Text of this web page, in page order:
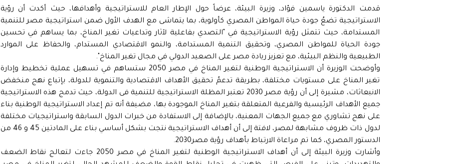
قدمت الدكتورة ياسمين فؤاد، وزيرة البيئة، عرضاً حول الإطار العام للاستراتيجية وأهدافها، حيث أكدت أن رؤية
الاستراتيجية تضعُ جودة حياة المواطن المصري كأولوية، بما يتماشى مع الهدف الأول ضمن استراتيجية مصر للتنمية
المستدامة، حيث تتمثل رؤية الاستراتيجية في "التصدي بفاعلية لآثار وتداعيات تغير المناخ، بما يساهم في تحسين
جودة الحياة للمواطن المصري، وتحقيق التنمية المستدامة، والنمو الاقتصادي المستدام، والحفاظ على الموارد
الطبيعية والنظم البيئية، مع تعزيز ريادة مصر على الصعيد الدولي في مجال تغير المناخ".
وأوضحت الوزيرة أن الاستراتيجية الوطنية لتغير المناخ في مصر 2050 ستساهم في تسهيل عملية تخطيط وإدارة
تغير المناخ على مستويات مختلفة، بطريقة تدعمُ تحقيق الأهداف الاقتصادية والتنموية للدولة، بإتباع نهج منخفض
الانبعاثات، مشيرة إلى أن رؤية مصر 2030 تعتبر المظلة الاستراتيجية للتنمية فى الدولة، حيث تدمج هذه الاستراتيجية
جميع الأهداف الرئيسية والفرعية المتعلقة بتغير المناخ الموجودة بها، مضيفة أنه تم إعداد الاستراتيجية الوطنية بناء
على نهج تشاوري مع جميع الجهات المعنية، بالإضافة إلى الاستفادة من خبرات الدول السابقة واستراتيجيات مختلفة
لدول ذات ظروف مشابهة لمصر، لافتة إلى أن أهداف الاستراتيجية نتجت بشكل أساسي بناء على المادتين 45 و 46 من
الدستور المصري، كما تم مراعاة الارتباط بأهداف رؤية مصر2030.
وأشارت وزيرة البيئة إلى أن أهداف الاستراتيجية الوطنية لتغير المناخ في مصر 2050 جاءت لتعالج نقاط الضعف